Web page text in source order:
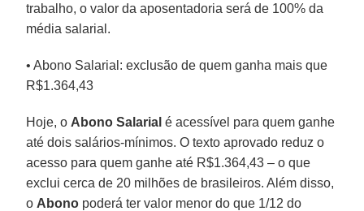
trabalho, o valor da aposentadoria será de 100% da
média salarial.
• Abono Salarial: exclusão de quem ganha mais que
R$1.364,43
Hoje, o Abono Salarial é acessível para quem ganhe
até dois salários-mínimos. O texto aprovado reduz o
acesso para quem ganhe até R$1.364,43 – o que
exclui cerca de 20 milhões de brasileiros. Além disso,
o Abono poderá ter valor menor do que 1/12 do